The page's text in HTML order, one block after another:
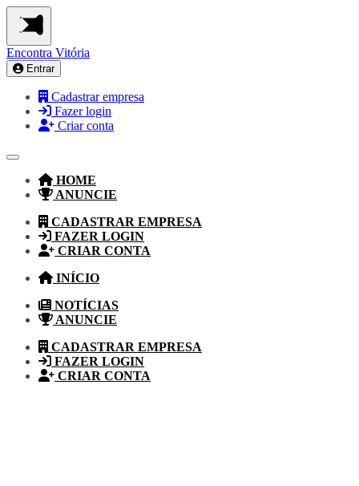
Encontra Vitória
Entrar
Cadastrar empresa
Fazer login
Criar conta
HOME
ANUNCIE
CADASTRAR EMPRESA
FAZER LOGIN
CRIAR CONTA
INÍCIO
NOTÍCIAS
ANUNCIE
CADASTRAR EMPRESA
FAZER LOGIN
CRIAR CONTA